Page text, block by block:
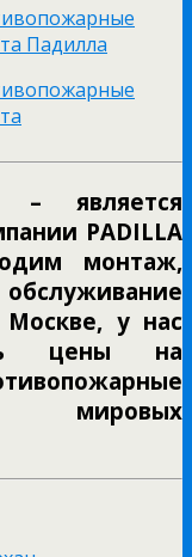
– является
PADILLA
монтаж,
у нас
цены на
мировых